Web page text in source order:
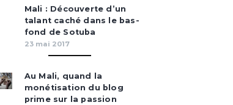
Mali : Découverte d’un
talant caché dans le bas-
fond de Sotuba
23 mai 2017
Au Mali, quand la
monétisation du blog
prime sur la passion